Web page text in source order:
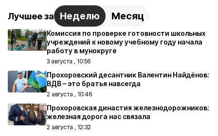
Лучшее за Неделю Месяц
Комиссия по проверке готовности школьных
учреждений к новому учебному году начала
работу в мунокруге
3 августа , 10:56
Прохоровский десантник Валентин Найдёнов:
ВДВ – это братья навсегда
2 августа , 10:46
Прохоровская династия железнодорожников:
железная дорога нас связала
2 августа , 12:32